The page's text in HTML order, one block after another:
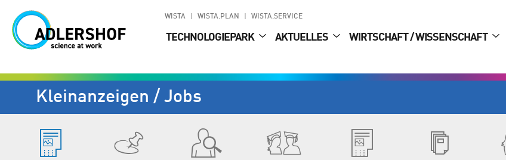
WISTA WISTA.PLAN WISTA.SERVICE
TECHNOLOGIEPARK AKTUELLES WIRTSCHAFT / WISSENSCHAFT
Kleinanzeigen / Jobs